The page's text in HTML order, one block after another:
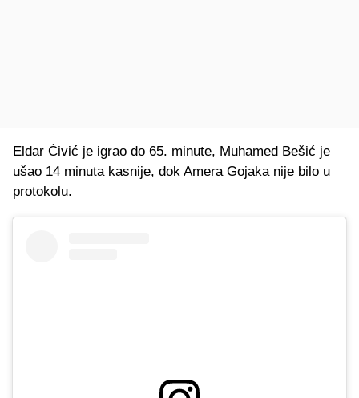
Eldar Ćivić je igrao do 65. minute, Muhamed Bešić je
ušao 14 minuta kasnije, dok Amera Gojaka nije bilo u
protokolu.